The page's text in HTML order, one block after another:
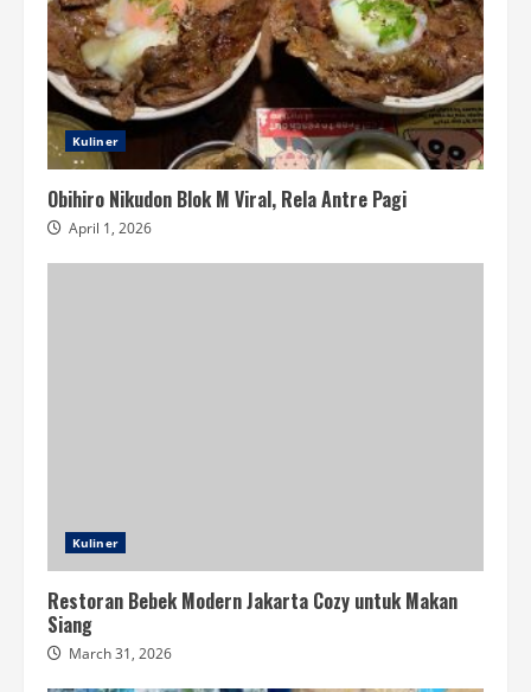
Kuliner
Obihiro Nikudon Blok M Viral, Rela Antre Pagi
April 1, 2026
Kuliner
Restoran Bebek Modern Jakarta Cozy untuk Makan
Siang
March 31, 2026